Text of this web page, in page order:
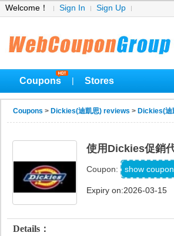
Welcome！ Sign In Sign Up
Coupons Stores
Coupons > Dickies(迪凱思) reviews > Dickies(迪
使用Dickies促銷
Coupon: show coupon
Expiry on:2026-03-15
Details：